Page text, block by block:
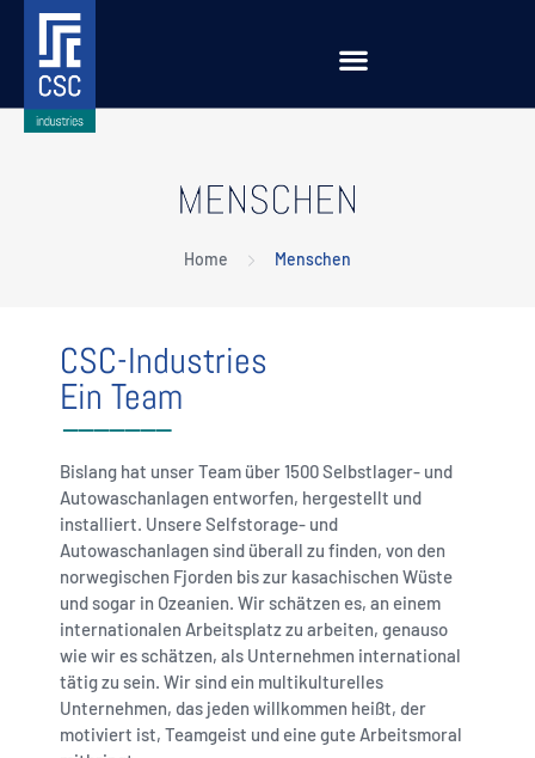
MENSCHEN
Home Menschen
CSC-Industries
Ein Team
Bislang hat unser Team über 1500 Selbstlager- und
Autowaschanlagen entworfen, hergestellt und
installiert. Unsere Selfstorage- und
Autowaschanlagen sind überall zu finden, von den
norwegischen Fjorden bis zur kasachischen Wüste
und sogar in Ozeanien. Wir schätzen es, an einem
internationalen Arbeitsplatz zu arbeiten, genauso
wie wir es schätzen, als Unternehmen international
tätig zu sein. Wir sind ein multikulturelles
Unternehmen, das jeden willkommen heißt, der
motiviert ist, Teamgeist und eine gute Arbeitsmoral